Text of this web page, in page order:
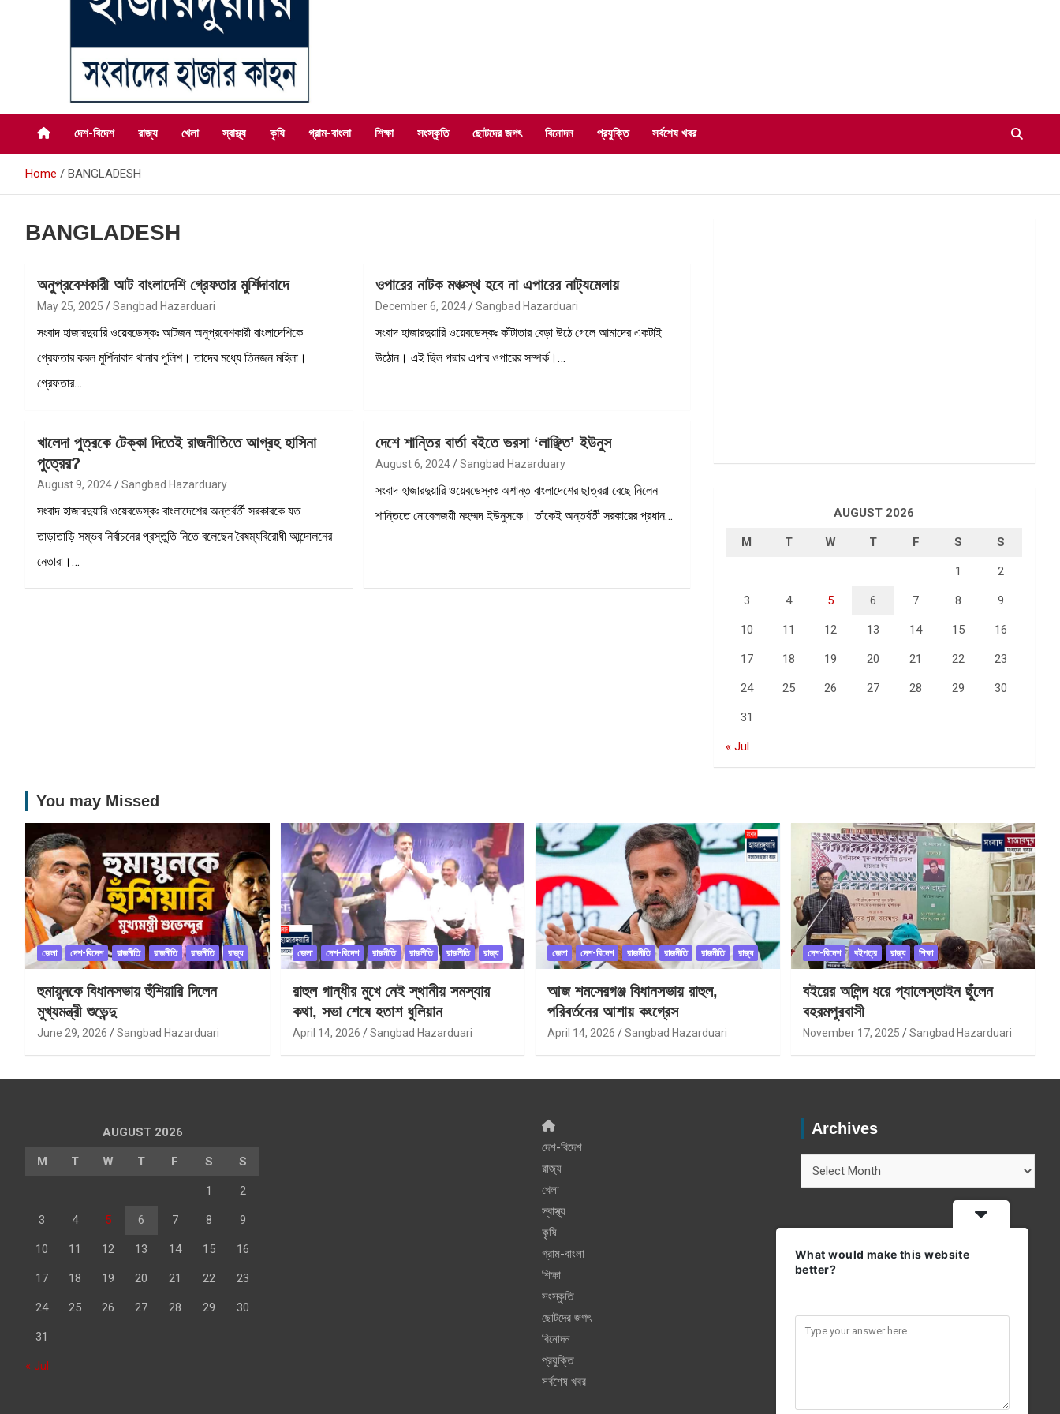
সংবাদ হাজারদুয়ারি
সংবাদের হাজার কাহন
দেশ-বিদেশ
রাজ্য খেলা স্বাস্থ্য কৃষি গ্রাম-বাংলা শিক্ষা সংস্কৃতি ছোটদের জগৎ বিনোদন প্রযুক্তি সর্বশেষ খবর
Home BANGLADESH
BANGLADESH
অনুপ্রবেশকারী আট বাংলাদেশি গ্রেফতার মুর্শিদাবাদে
May 25, 2025 Sangbad Hazarduari
সংবাদ হাজারদুয়ারি ওয়েবডেস্কঃ আটজন অনুপ্রবেশকারী বাংলাদেশিকে
গ্রেফতার করল মুর্শিদাবাদ থানার পুলিশ। তাদের মধ্যে তিনজন মহিলা।
গ্রেফতার…
ওপারের নাটক মঞ্চস্থ হবে না এপারের নাট্যমেলায়
December 6, 2024 Sangbad Hazarduari
সংবাদ হাজারদুয়ারি ওয়েবডেস্কঃ কাঁটাতার বেড়া উঠে গেলে আমাদের একটাই
উঠোন। এই ছিল পদ্মার এপার ওপারের সম্পর্ক।…
খালেদা পুত্রকে টেক্কা দিতেই রাজনীতিতে আগ্রহ হাসিনা
পুত্রের?
August 9, 2024 Sangbad Hazarduary
সংবাদ হাজারদুয়ারি ওয়েবডেস্কঃ বাংলাদেশের অন্তর্বর্তী সরকারকে যত
তাড়াতাড়ি সম্ভব নির্বাচনের প্রস্তুতি নিতে বলেছেন বৈষম্যবিরোধী আন্দোলনের
নেতারা।…
দেশে শান্তির বার্তা বইতে ভরসা ‘লাঞ্ছিত’ ইউনুস
August 6, 2024 Sangbad Hazarduary
সংবাদ হাজারদুয়ারি ওয়েবডেস্কঃ অশান্ত বাংলাদেশের ছাত্ররা বেছে নিলেন
শান্তিতে নোবেলজয়ী মহম্মদ ইউনুসকে। তাঁকেই অন্তর্বর্তী সরকারের প্রধান…
AUGUST 2026
M T W T F S S
1 2
3 4 5 6 7 8 9
10 11 12 13 14 15 16
17 18 19 20 21 22 23
24 25 26 27 28 29 30
31
« Jul
You may Missed
জেলা দেশ-বিদেশ রাজনীতি রাজনীতি রাজনীতি রাজ্য
হুমায়ুনকে বিধানসভায় হুঁশিয়ারি দিলেন
মুখ্যমন্ত্রী শুভেন্দু
June 29, 2026 Sangbad Hazarduari
জেলা দেশ-বিদেশ রাজনীতি রাজনীতি রাজনীতি রাজ্য
রাহুল গান্ধীর মুখে নেই স্থানীয় সমস্যার
কথা, সভা শেষে হতাশ ধুলিয়ান
April 14, 2026 Sangbad Hazarduari
জেলা দেশ-বিদেশ রাজনীতি রাজনীতি রাজনীতি রাজ্য
আজ শমসেরগঞ্জ বিধানসভায় রাহুল,
পরিবর্তনের আশায় কংগ্রেস
April 14, 2026 Sangbad Hazarduari
দেশ-বিদেশ বইপত্র রাজ্য শিক্ষা
বইয়ের অলিন্দ ধরে প্যালেস্তাইন ছুঁলেন
বহরমপুরবাসী
November 17, 2025 Sangbad Hazarduari
AUGUST 2026
M T W T F S S
1 2
3 4 5 6 7 8 9
10 11 12 13 14 15 16
17 18 19 20 21 22 23
24 25 26 27 28 29 30
31
« Jul
দেশ-বিদেশ
রাজ্য
খেলা
স্বাস্থ্য
কৃষি
গ্রাম-বাংলা
শিক্ষা
সংস্কৃতি
ছোটদের জগৎ
বিনোদন
প্রযুক্তি
সর্বশেষ খবর
Archives
What would make this website
better?